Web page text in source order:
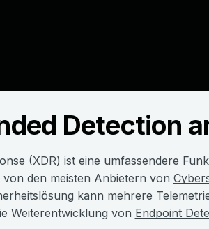
Detection
(XDR) ist eine umfassendere
von den meisten Anbietern von
kann mehrere
Weiterentwicklung von Endpoint